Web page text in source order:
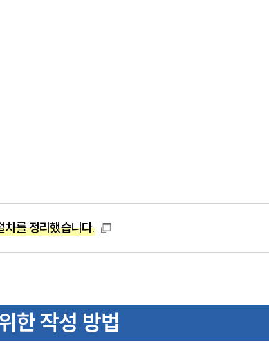
차를 정리했습니다.
한 작성 방법